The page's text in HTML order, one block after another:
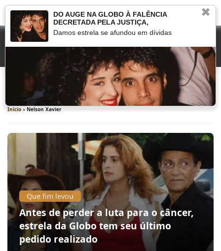
Nelson Xavier
Início » Nelson Xavier
Que fim levou
Antes de perder a luta para o câncer,
estrela da Globo tem seu último
pedido realizado
✖
DO AUGE NA GLOBO À FALÊNCIA
DECRETADA PELA JUSTIÇA,
Damos estrela se afundou em dívidas